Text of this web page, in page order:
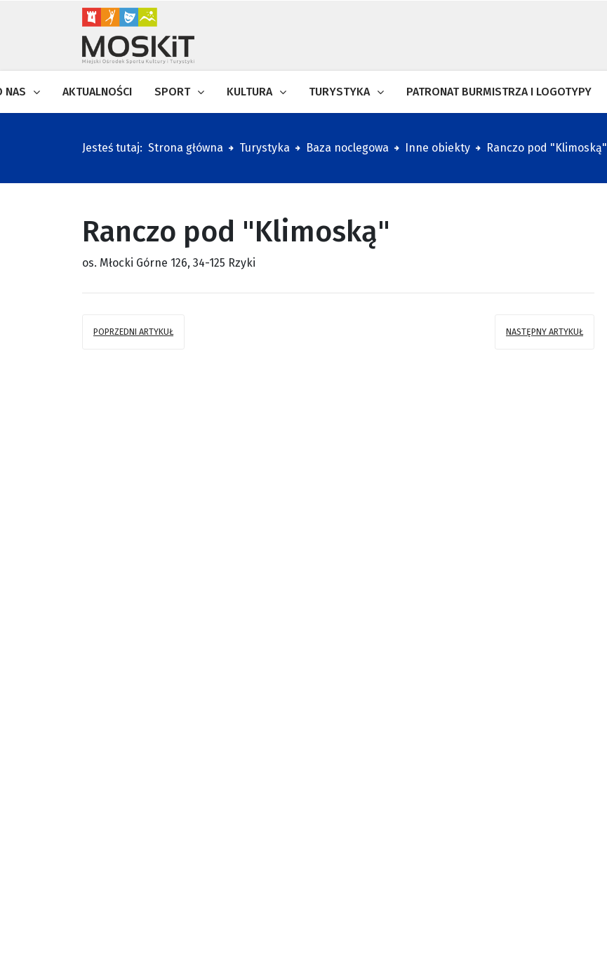
NAS AKTUALNOŚCI SPORT KULTURA TURYSTYKA PATRONAT BURMISTRZA I LOGOTYPY
Jesteś tutaj: Strona główna Turystyka Baza noclegowa Inne obiekty Ranczo pod "Klimoską"
Ranczo pod "Klimoską"
os. Młocki Górne 126, 34-125 Rzyki
POPRZEDNI ARTYKUŁ NASTĘPNY ARTYKUŁ